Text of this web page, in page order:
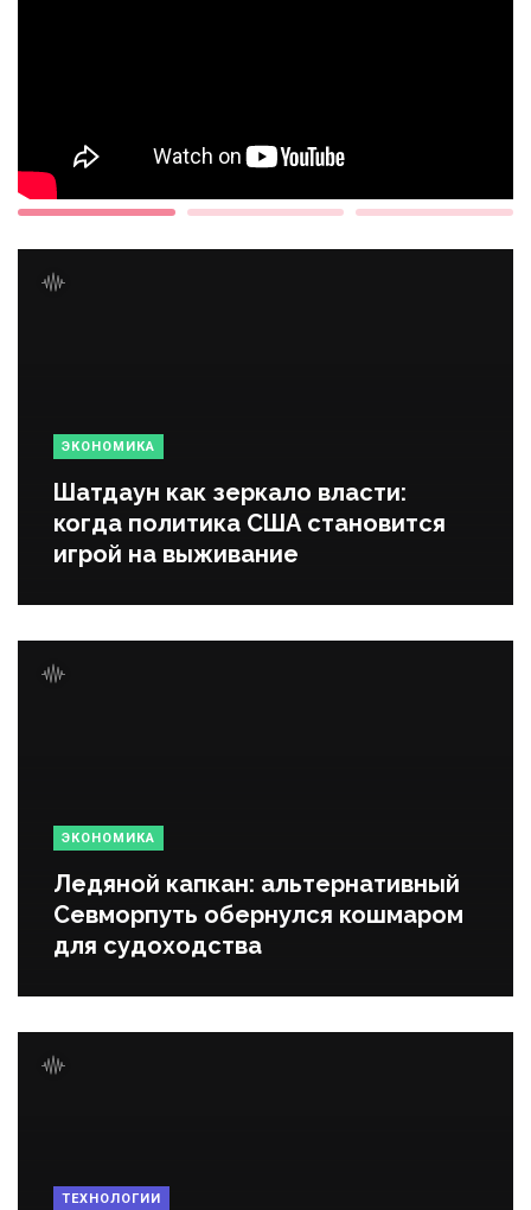
ЭКОНОМИКА
Шатдаун как зеркало власти:
когда политика США становится
игрой на выживание
ЭКОНОМИКА
Ледяной капкан: альтернативный
Севморпуть обернулся кошмаром
для судоходства
ТЕХНОЛОГИИ